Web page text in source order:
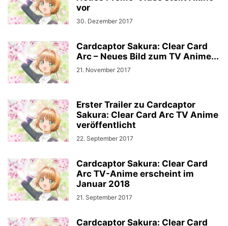
vor
30. Dezember 2017
Cardcaptor Sakura: Clear Card
Arc – Neues Bild zum TV Anime...
21. November 2017
Erster Trailer zu Cardcaptor
Sakura: Clear Card Arc TV Anime
veröffentlicht
22. September 2017
Cardcaptor Sakura: Clear Card
Arc TV-Anime erscheint im
Januar 2018
21. September 2017
Cardcaptor Sakura: Clear Card